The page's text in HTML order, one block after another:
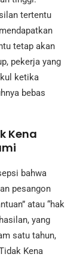
tertentu
tetap akan
pekerja yang
ketika
bebas
Kena
bahwa
pesangon
atau “hak
yang
satu tahun,
Kena